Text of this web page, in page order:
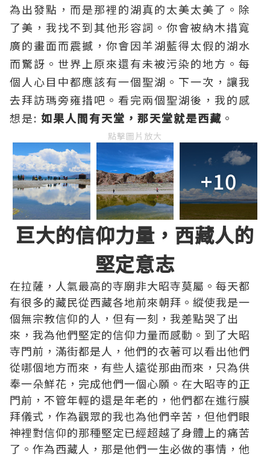
為出發點，而是那裡的湖真的太美太美了。除
了美，我找不到其他形容詞。你會被納木措寬
廣的畫面而震撼，你會因羊湖藍得太假的湖水
而驚訝。世界上原來還有未被污染的地方。每
個人心目中都應該有一個聖湖。下一次，讓我
去拜訪瑪旁雍措吧。看完兩個聖湖後，我的感
想是: 如果人間有天堂，那天堂就是西藏 。
點擊圖片放大
+10
巨大的信仰力量，西藏人的
堅定意志
在拉薩，人氣最高的寺廟非大昭寺莫屬。每天都
有很多的藏民從西藏各地前來朝拜。縱使我是一
個無宗教信仰的人，但有一刻，我差點哭了出
來，我為他們堅定的信仰力量而感動。到了大昭
寺門前，滿街都是人，他們的衣著可以看出他們
從哪個地方而來，有些人遠從那曲而來，只為供
奉一朵鮮花，完成他們一個心願。在大昭寺的正
門前，不管年輕的還是年老的，他們都在進行膜
拜儀式，作為觀眾的我也為他們辛苦，但他們眼
神裡對信仰的那種堅定已經超越了身體上的痛苦
了。作為西藏人，那是他們一生必做的事情，他